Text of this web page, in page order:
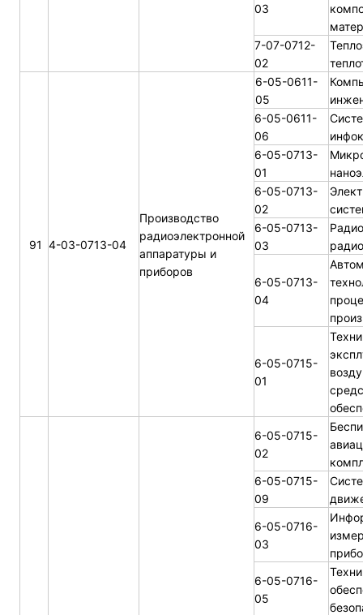
03
7-07-0712-
02
91 4-03-0713-04
Производство
радиоэлектронной
аппаратуры и
приборов
6-05-0611-
05
6-05-0611-
06
6-05-0713-
01
6-05-0713-
02
6-05-0713-
03
6-05-0713-
04
6-05-0715-
01
6-05-0715-
02
6-05-0715-
09
6-05-0716-
03
6-05-0716-
05